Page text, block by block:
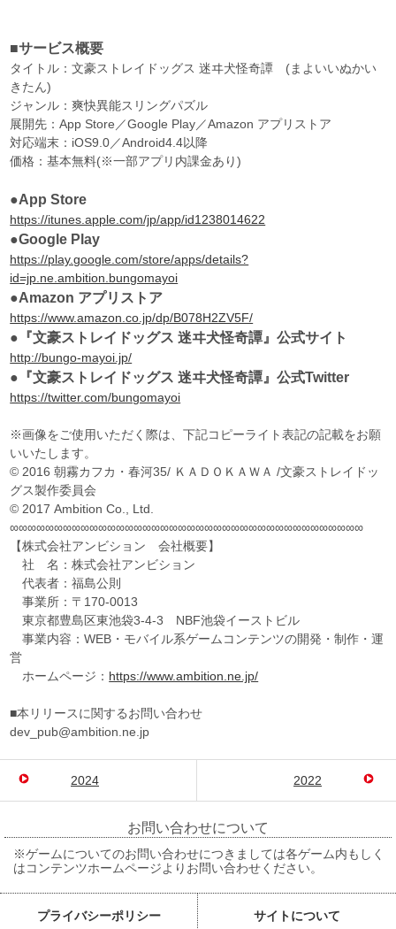
■サービス概要
タイトル：文豪ストレイドッグス 迷ヰ犬怪奇譚 (まよいいぬかい
きたん)
ジャンル：爽快異能スリングパズル
展開先：App Store／Google Play／Amazon アプリストア
対応端末：iOS9.0／Android4.4以降
価格：基本無料(※一部アプリ内課金あり)
●App Store
https://itunes.apple.com/jp/app/id1238014622
●Google Play
https://play.google.com/store/apps/details?
id=jp.ne.ambition.bungomayoi
●Amazon アプリストア
https://www.amazon.co.jp/dp/B078H2ZV5F/
●『文豪ストレイドッグス 迷ヰ犬怪奇譚』公式サイト
http://bungo-mayoi.jp/
●『文豪ストレイドッグス 迷ヰ犬怪奇譚』公式Twitter
https://twitter.com/bungomayoi
※画像をご使用いただく際は、下記コピーライト表記の記載をお願
いいたします。
© 2016 朝霧カフカ・春河35/ ＫＡＤＯＫＡＷＡ /文豪ストレイドッ
グス製作委員会
© 2017 Ambition Co., Ltd.
∞∞∞∞∞∞∞∞∞∞∞∞∞∞∞∞∞∞∞∞∞∞∞∞∞∞∞∞∞∞∞∞∞∞∞∞∞∞∞∞
【株式会社アンビション 会社概要】
社 名：株式会社アンビション
代表者：福島公則
事業所：〒170-0013
東京都豊島区東池袋3-4-3 NBF池袋イーストビル
事業内容：WEB・モバイル系ゲームコンテンツの開発・制作・運
営
ホームページ： https://www.ambition.ne.jp/
■本リリースに関するお問い合わせ
dev_pub@ambition.ne.jp
2024 2022
お問い合わせについて
※ゲームについてのお問い合わせにつきましては各ゲーム内もしく
はコンテンツホームページよりお問い合わせください。
プライバシーポリシー サイトについて